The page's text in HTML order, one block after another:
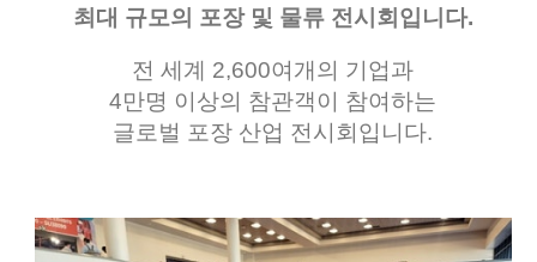
최대 규모의 포장 및 물류 전시회입니다.
전 세계 2,600여개의 기업과
4만명 이상의 참관객이 참여하는
글로벌 포장 산업 전시회입니다.